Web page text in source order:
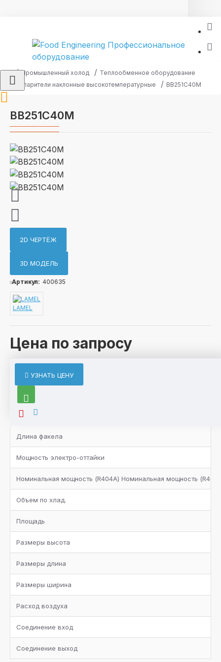
Промышленный холод
Теплообменное оборудование
Испарители наклонные высокотемпературные
ВВ251С40М
ВВ251С40М
2D ЧЕРТЁЖ
3D МОДЕЛЬ
Цена по запросу
Артикул: 400635
LAMEL
УЗНАТЬ ЦЕНУ
ХАРАКТЕРИСТИКИ
Характеристики товара
Вентилятор
Длина факела
Мощность электро-оттайки
Номинальная мощность (R404A) Номинальная мощность
Объем по хлад.
Площадь
Размеры высота
Размеры длина
Размеры ширина
Расход воздуха
Соединение вход
Соединение выход